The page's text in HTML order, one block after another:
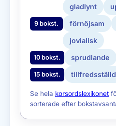
gladlynt
9 bokst. förnöjsam
jovialisk
10 bokst. sprudlande
15 bokst. tillfredsställd
Se hela korsordslexikonet
sorterade efter